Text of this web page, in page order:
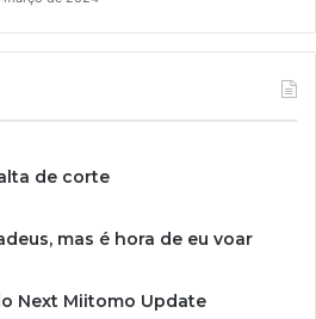
de corte
mas é hora de eu voar
Next Miitomo Update